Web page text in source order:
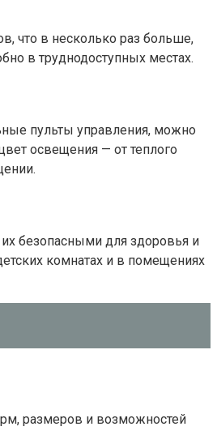
что в несколько раз больше,
в труднодоступных местах.
пульты управления, можно
освещения — от теплого
безопасными для здоровья и
комнатах и в помещениях
размеров и возможностей